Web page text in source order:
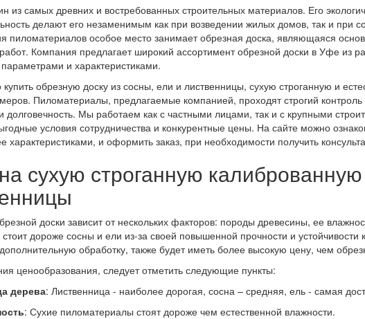
из самых древних и востребованных строительных материалов. Его
делают его незаменимым как при возведении жилых домов, так и при
пиломатериалов особое место занимает обрезная доска, являющаяся
Компания предлагает широкий ассортимент обрезной доски в Уфе из
и характеристиками.
обрезную доску из сосны, ели и лиственницы, сухую строганную и
Пиломатериалы, предлагаемые компанией, проходят строгий контроль
долговечность. Мы работаем как с частными лицами, так и с крупными
условия сотрудничества и конкурентные цены. На сайте можно
характеристиками, и оформить заказ, при необходимости получить
сухую строганную калиброванную
доски зависит от нескольких факторов: породы древесины, ее
стоит дороже сосны и ели из-за своей повышенной прочности и устойчивости
обработку, также будет иметь более высокую цену, чем
ценообразования, следует отметить следующие пункты:
дерева: Лиственница - наиболее дорогая, сосна – средняя, ель - самая
: Сухие пиломатериалы стоят дороже чем естественной влажности.